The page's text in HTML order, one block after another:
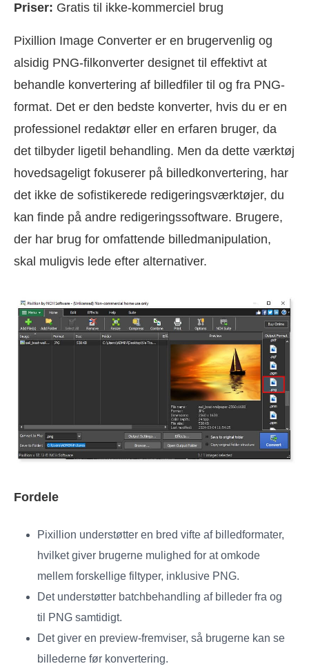
Priser: Gratis til ikke-kommerciel brug
Pixillion Image Converter er en brugervenlig og
alsidig PNG-filkonverter designet til effektivt at
behandle konvertering af billedfiler til og fra PNG-
format. Det er den bedste konverter, hvis du er en
professionel redaktør eller en erfaren bruger, da
det tilbyder ligetil behandling. Men da dette værktøj
hovedsageligt fokuserer på billedkonvertering, har
det ikke de sofistikerede redigeringsværktøjer, du
kan finde på andre redigeringssoftware. Brugere,
der har brug for omfattende billedmanipulation,
skal muligvis lede efter alternativer.
Fordele
Pixillion understøtter en bred vifte af billedformater,
hvilket giver brugerne mulighed for at omkode
mellem forskellige filtyper, inklusive PNG.
Det understøtter batchbehandling af billeder fra og
til PNG samtidigt.
Det giver en preview-fremviser, så brugerne kan se
billederne før konvertering.